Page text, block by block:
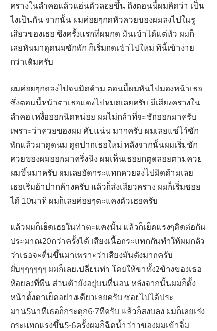
ครางในลำคอแล้วแอ่นตัวลอยขึ้น ถึงตอนนี้ผมคิดว่า เป็น
ไงเป็นกัน จากนั้น ผมค่อยๆกดหัวควยของผมลงไปในรู
เสียวของเธอ ซึ่งครั้งแรกที่ผมกด มันเข้าได้แต่หัว ผมก็
เลยหันมาดูดนมซักพัก ก็เริ่มกดเข้าไปใหม่ ทีนี้เข้าง่าย
กว่าเดิมครับ
ผมค่อยๆกดลงไปจนมิดด้าม ตอนนี้ผมหันไปมองหน้าเธอ
ซึ่งตอนนี้หน้าตาเธอแดงไปหมดเลยครับ มีเสียงครางใน
ลำคอ เหงื่อออกนิดหน่อย ผมไม่กล้าที่จะชักออกมาครับ
เพราะว่าควยของผม คับแน่น มากครับ ผมเลยแช่ไว้ซัก
พักแล้วมาดูดนม ดูดปากเธอใหม่ หลังจากนั้นผมเริ่มชัก
ควยของผมออกมาครึ่งนึง ผมเห็นเธอยกตูดลอยตามควย
ผมขึ้นมาครับ ผมเลยอัดกระแทกควยลงไปมิดด้ามเลย
เธอเริ่มอ้าปากค้างครับ แล้วก็ส่งเสียวคราง ผมก็เริ่มซอย
ได้ 10นาที ผมก็เลยค่อยๆตะแคงตัวเธอครับ
แล้วผมก็เย็ดเธอในท่าตะแคงนั้น แล้วก็เย็ดแรงๆติดต่อกัน
ประมาณ20กว่าครั้งได้ เสียงเนื้อกระแทกกันทำให้ผมกลัว
ว่าเธอจะตื่นขึ้นมาเพราะว่าเสียงมันดังมากครับ
ผั่บๆๆๆๆๆๆ ผมก็เลยเปลี่ยนท่า โดยให้ขาทั้ง2ข้างของเธอ
ห้อยลงที่พืน ส่วนตัวยังอยู่บนที่นอน หลังจากนั้นผมก็ตั้ง
หน้าตั้งตาเย็ดอย่างเดียวเลยครับ ซอยไปได้ประ
มาน5นาทีเธอก็กระตุก6-7ทีครับ แล้วก็สงบลง ผมก็เลยเร่ง
กระแทกแรงขึ้น5-6ครั้งผมก็ฉีดน้ำว่าวของผมเข้าจิ๋ม